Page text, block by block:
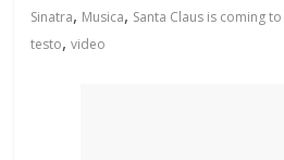
Sinatra, Musica, Santa Claus is coming
testo,video